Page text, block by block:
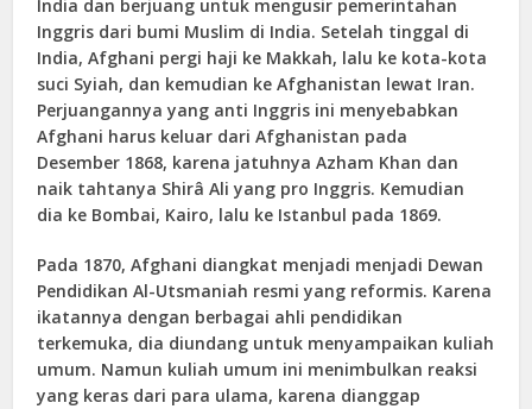
India dan berjuang untuk mengusir pemerintahan
Inggris dari bumi Muslim di India. Setelah tinggal di
India, Afghani pergi haji ke Makkah, lalu ke kota-kota
suci Syiah, dan kemudian ke Afghanistan lewat Iran.
Perjuangannya yang anti Inggris ini menyebabkan
Afghani harus keluar dari Afghanistan pada
Desember 1868, karena jatuhnya Azham Khan dan
naik tahtanya Shirâ Ali yang pro Inggris. Kemudian
dia ke Bombai, Kairo, lalu ke Istanbul pada 1869.
Pada 1870, Afghani diangkat menjadi menjadi Dewan
Pendidikan Al-Utsmaniah resmi yang reformis. Karena
ikatannya dengan berbagai ahli pendidikan
terkemuka, dia diundang untuk menyampaikan kuliah
umum. Namun kuliah umum ini menimbulkan reaksi
yang keras dari para ulama, karena dianggap